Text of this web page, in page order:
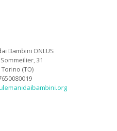
Bambini ONLUS
31
Torino (TO)